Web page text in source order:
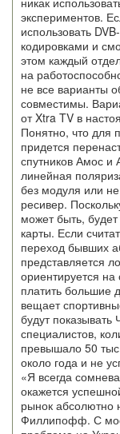
экспериментов.
использовать
кодировками и
этом каждый
на
не все варианты
совместимы.
от Xtra TV в
Понятно, что для
придется
спутников Амос и
линейная
без модуля или
ресивер.
может быть,
карты. Если
переход бывших
представляется
ориентируется
платить большие
вещает
будут
специалистов,
превышало 50
около года и не
«Я всегда
окажется
рынок абсолютно
Филлипофф. С